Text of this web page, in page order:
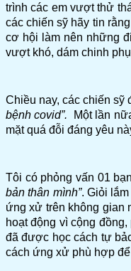
trình các em vượt thử
các chiến sỹ hãy tin
cơ hội làm nên những
vượt khó, dám chinh
Chiều nay, các chiến sỹ
bệnh covid”.
Một lần
mặt quá đỗi đáng yêu
Tôi có phỏng vấn 01
bản thân mình”. Giỏi
ứng xử trên không gian
hoạt động vì cộng
đã được học cách tự
cách ứng xử phù hợp